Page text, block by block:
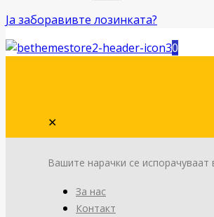
Ја заборавивте лозинката?
0
✕
Вашите нарачки се
За нас
Контакт